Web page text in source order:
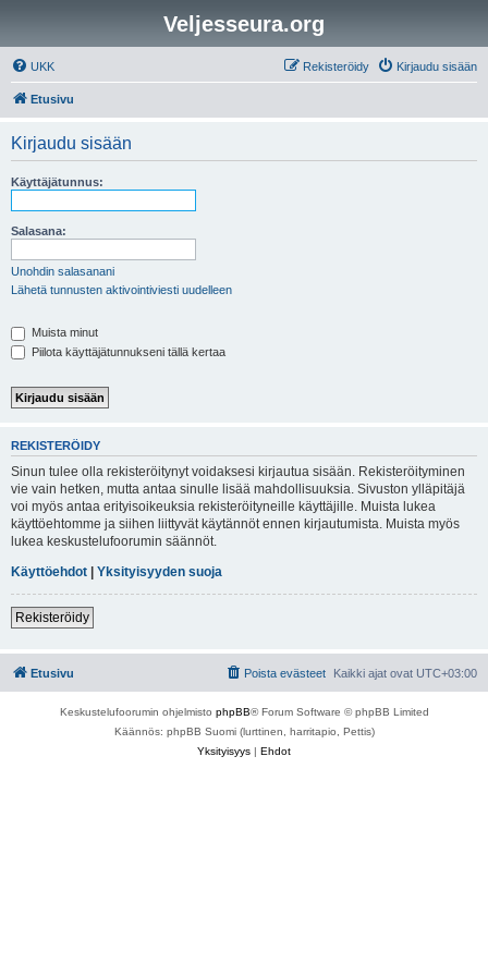
Veljesseura.org
UKK Kirjaudu sisään
Rekisteröidy
Etusivu
Kirjaudu sisään
Käyttäjätunnus:
Salasana:
Unohdin salasanani
Lähetä tunnusten aktivointiviesti uudelleen
Muista minut
Piilota käyttäjätunnukseni tällä kertaa
REKISTERÖIDY
Sinun tulee olla rekisteröitynyt voidaksesi kirjautua sisään. Rekisteröityminen
vie vain hetken, mutta antaa sinulle lisää mahdollisuuksia. Sivuston ylläpitäjä
voi myös antaa erityisoikeuksia rekisteröityneille käyttäjille. Muista lukea
käyttöehtomme ja siihen liittyvät käytännöt ennen kirjautumista. Muista myös
lukea keskustelufoorumin säännöt.
Käyttöehdot | Yksityisyyden suoja
Rekisteröidy
Etusivu Kaikki ajat ovat UTC+03:00
Poista evästeet
Keskustelufoorumin ohjelmisto phpBB® Forum Software © phpBB Limited
Käännös: phpBB Suomi (lurttinen, harritapio, Pettis)
Yksityisyys | Ehdot